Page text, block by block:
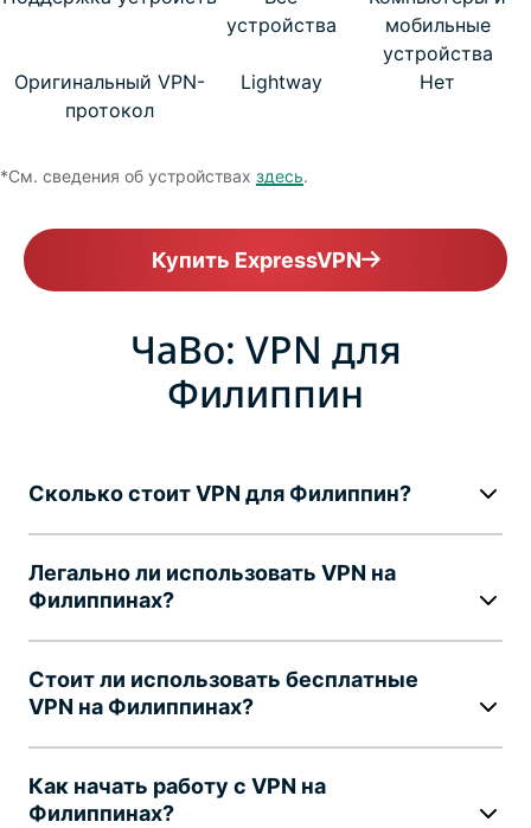
устройства
мобильные
устройства
Оригинальный VPN-
протокол
Lightway Нет
*См. сведения об устройствах здесь.
Купить ExpressVPN
ЧаВо: VPN для
Филиппин
Сколько стоит VPN для Филиппин?
Легально ли использовать VPN на
Филиппинах?
Стоит ли использовать бесплатные
VPN на Филиппинах?
Как начать работу с VPN на
Филиппинах?